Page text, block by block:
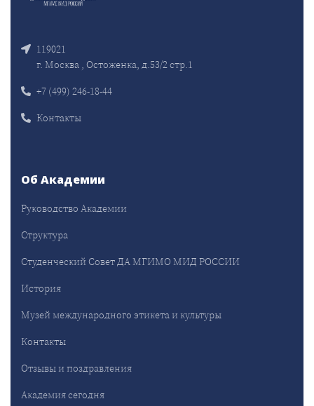
119021
г. Москва , Остоженка, д.53/2 стр.1
+7 (499) 246-18-44
Контакты
Об Академии
Руководство Академии
Структура
Студенческий Совет ДА МГИМО МИД РОССИИ
История
Музей международного этикета и культуры
Контакты
Отзывы и поздравления
Академия сегодня